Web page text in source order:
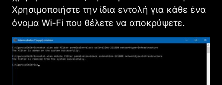
Χρησιμοποιήστε την ίδια εντολή για κάθε ένα
όνομα Wi-Fi που θέλετε να αποκρύψετε.